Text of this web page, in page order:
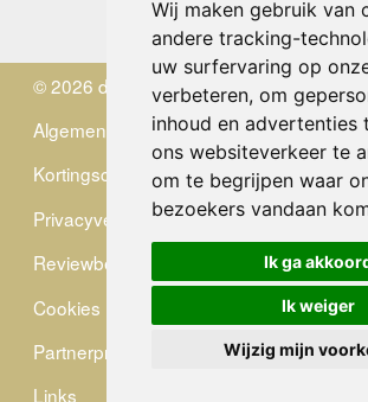
Wij maken gebruik van
andere tracking-
uw surfervaring op
verbeteren, om
inhoud en advertenties
ons websiteverkeer te
om te begrijpen waar
bezoekers vandaan
Ik ga
Ik weiger
Wijzig mijn
Zondag gesloten
© 2026 de Zwerver
Algemene Voorwaarden
Kortingscode
Privacyverklaring
Reviewbeleid
Cookies
Partnerprogramma
Links